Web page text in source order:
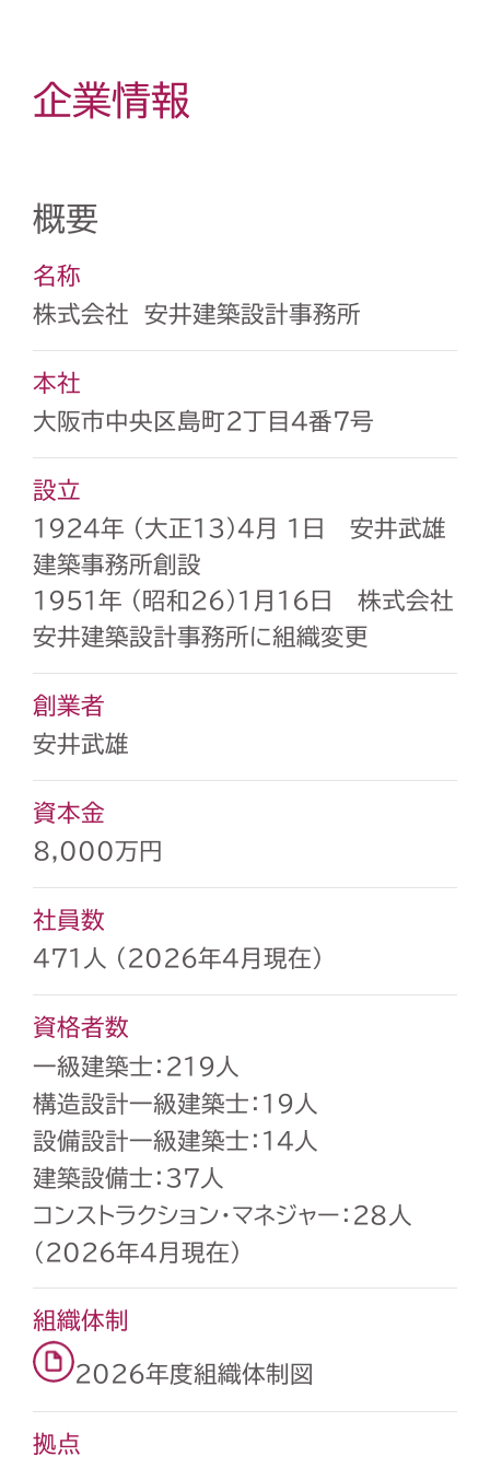
企業情報
概要
名称
株式会社 安井建築設計事務所
本社
大阪市中央区島町2丁目4番7号
設立
1924年 （大正13）4月 1日 安井武雄
建築事務所創設
1951年 （昭和26）1月16日 株式会社
安井建築設計事務所に組織変更
創業者
安井武雄
資本金
8,000万円
社員数
471人 （2026年4月現在）
資格者数
一級建築士：219人
構造設計一級建築士：19人
設備設計一級建築士：14人
建築設備士：37人
コンストラクション・マネジャー：28人
（2026年4月現在）
組織体制
2026年度組織体制図
拠点